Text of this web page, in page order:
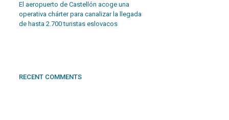
El aeropuerto de Castellón acoge una
operativa chárter para canalizar la llegada
de hasta 2.700 turistas eslovacos
RECENT COMMENTS